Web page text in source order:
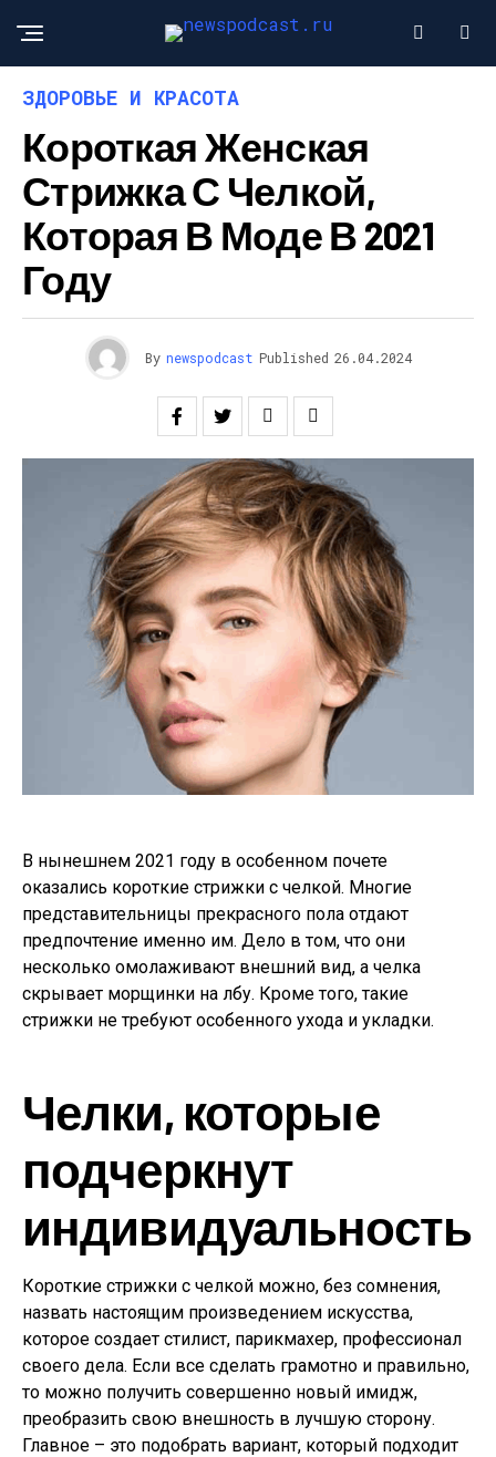
ЗДОРОВЬЕ И КРАСОТА
Короткая Женская
Стрижка С Челкой,
Которая В Моде В 2021
Году
By newspodcast Published 26.04.2024
В нынешнем 2021 году в особенном почете
оказались короткие стрижки с челкой. Многие
представительницы прекрасного пола отдают
предпочтение именно им. Дело в том, что они
несколько омолаживают внешний вид, а челка
скрывает морщинки на лбу. Кроме того, такие
стрижки не требуют особенного ухода и укладки.
Челки, которые
подчеркнут
индивидуальность
Короткие стрижки с челкой можно, без сомнения,
назвать настоящим произведением искусства,
которое создает стилист, парикмахер, профессионал
своего дела. Если все сделать грамотно и правильно,
то можно получить совершенно новый имидж,
преобразить свою внешность в лучшую сторону.
Главное – это подобрать вариант, который подходит